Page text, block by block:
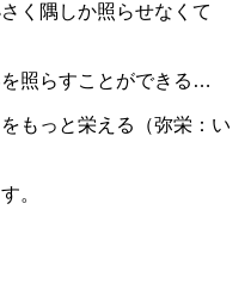
く隅しか照らせなくて
照らすことができる…
もっと栄える（弥栄：い
。